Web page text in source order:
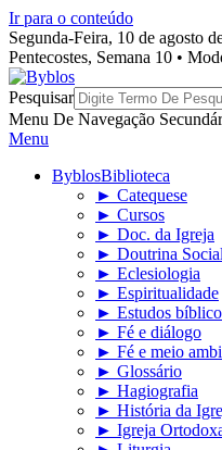
Ir para o conteúdo
Segunda-Feira, 10 de agosto
Pentecostes, Semana 10 •
Byblos
Pesquisar
Menu De Navegação
Menu
ByblosBiblioteca
► Catequese
► Cursos
► Doc. da Igreja
► Doutrina Social
► Eclesiologia
► Espiritualidade
► Estudos
► Fé e diálogo
► Fé e meio
► Glossário
► Hagiografia
► História da
► Igreja